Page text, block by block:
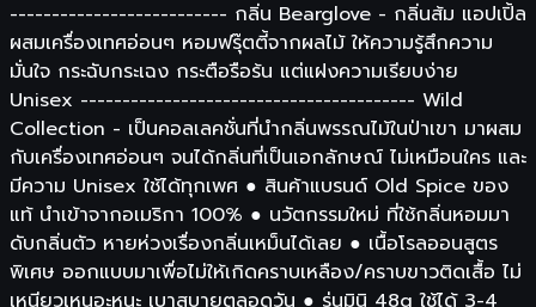
-------------------------- กลิ่น Bearglove - กลิ่นส้ม แอปเปิ้ล
ผสมเครื่องเทศอ่อนๆ หอมฟรุ๊ตตี้จากผลไม้ ให้ความรู้สึกความ
มั่นใจ กระฉับกระเฉง กระตือรือร้น แต่แฝงความเรียบง่าย
Unisex ---------------------------------------- Wild
Collection - เป็นคอลเลคชั่นที่นำกลิ่นพรรณไม้ในป่าเขา มาผสม
กับเครื่องเทศอ่อนๆ จนได้กลิ่นที่เป็นเอกลักษณ์ ไม่เหมือนใคร และ
มีความ Unisex ใช้ได้ทุกเพศ ● สินค้าแบรนด์ Old Spice ของ
แท้ นำเข้าจากอเมริกา 100% ● นวัตกรรมใหม่ ที่ใช้กลิ่นหอมมา
ดับกลิ่นตัว หายห่วงเรื่องกลิ่นเหม็นได้เลย ● เนื้อโรลออนสูตร
พิเศษ ออกแบบมาเพื่อไม่ให้เกิดคราบเหลือง/คราบขาวติดเสื้อ ไม่
เหนียวเหนอะหนะ เบาสบายตลอดวัน ● รุ่นมินิ 48g ใช้ได้ 3-4